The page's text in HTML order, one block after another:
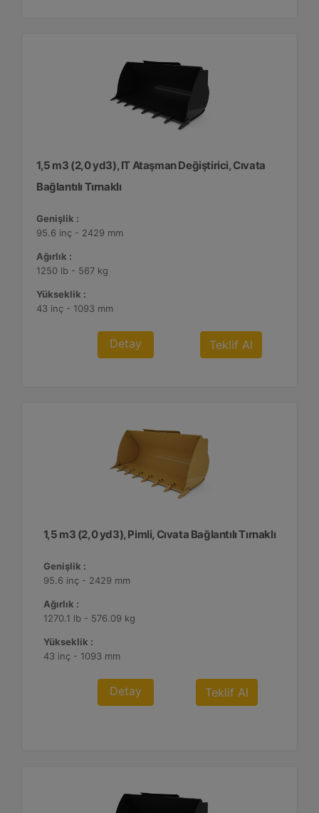
1,5 m3 (2,0 yd3), IT Ataşman Değiştirici, Cıvata
Bağlantılı Tırnaklı
Genişlik :
95.6 inç - 2429 mm
Ağırlık :
1250 lb - 567 kg
Yükseklik :
43 inç - 1093 mm
Detay Teklif Al
1,5 m3 (2,0 yd3), Pimli, Cıvata Bağlantılı Tırnaklı
Genişlik :
95.6 inç - 2429 mm
Ağırlık :
1270.1 lb - 576.09 kg
Yükseklik :
43 inç - 1093 mm
Detay Teklif Al